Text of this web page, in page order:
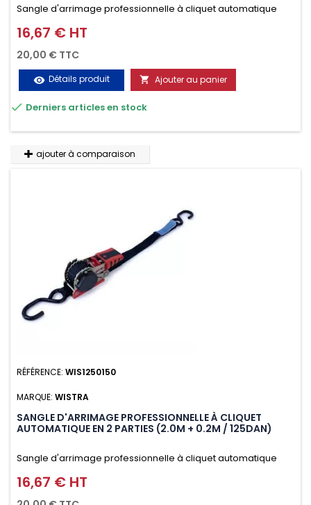
Sangle d'arrimage professionnelle à cliquet automatique
avec crochet deux doigts soudés en J en 2 parties (2.0M +
0.2M / 125daN), simple et rapide d'utilisation. Permet
d'arrimer et de sécuriser vos chargements pendant le
transport. Matière polyester très résistante aux UV et aux
variations de températures, n'absorbe pas l'eau.
Prix
16,67 € HT
20,00 € TTC
visibility Détails produit  Ajouter au panier
 Derniers articles en stock
ajouter à comparaison
RÉFÉRENCE: WIS1250150
MARQUE: WISTRA
SANGLE D'ARRIMAGE PROFESSIONNELLE À CLIQUET
AUTOMATIQUE EN 2 PARTIES (2.0M + 0.2M / 125DAN)
Sangle d'arrimage professionnelle à cliquet automatique
avec crochet S en 2 parties (2.0M + 0.2M / 125daN), simple et
rapide d'utilisation. Permet d'arrimer et de sécuriser
Prix
16,67 € HT